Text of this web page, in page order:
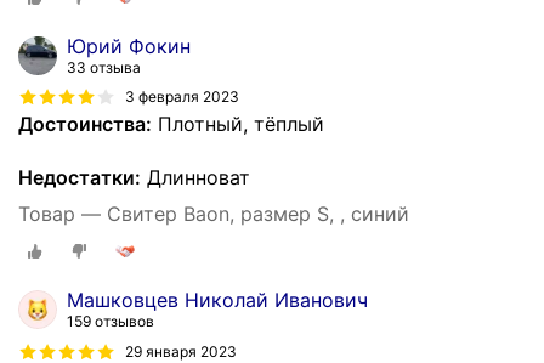
Юрий Фокин
33 отзыва
3 февраля 2023
Достоинства: Плотный, тёплый
Недостатки: Длинноват
Товар — Свитер Baon, размер S, , синий
Машковцев Николай Иванович
159 отзывов
29 января 2023